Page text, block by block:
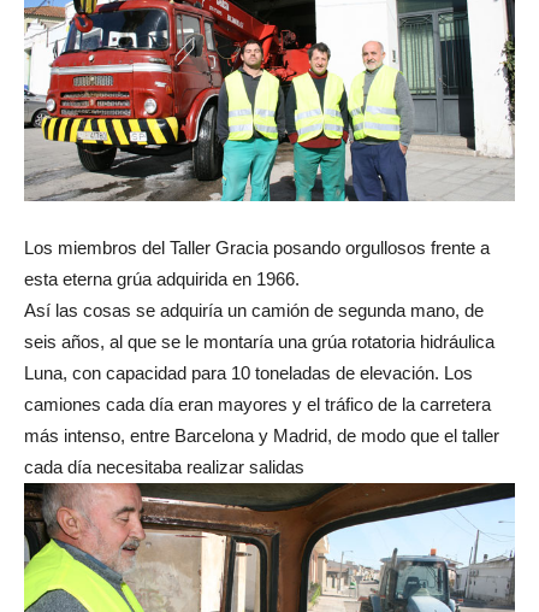
Los miembros del Taller Gracia posando orgullosos frente a
esta eterna grúa adquirida en 1966.
Así las cosas se adquiría un camión de segunda mano, de
seis años, al que se le montaría una grúa rotatoria hidráulica
Luna, con capacidad para 10 toneladas de elevación. Los
camiones cada día eran mayores y el tráfico de la carretera
más intenso, entre Barcelona y Madrid, de modo que el taller
cada día necesitaba realizar salidas